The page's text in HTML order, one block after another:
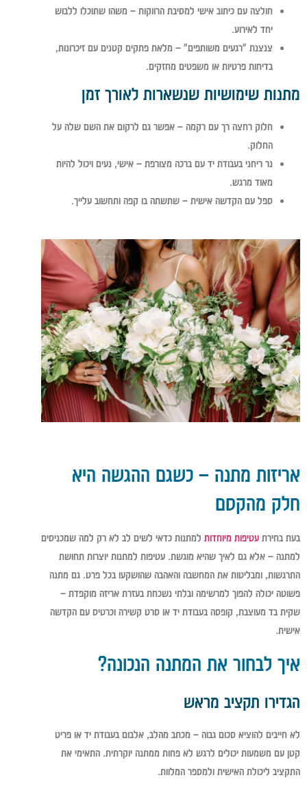
חולצה עם כיתוב אישי למסיבת הרווקות – משהו שתוכלו ללבוש
יחד לאירוע.
צנצנת "רגעים משותפים" – מלאת פתקים קטנים עם זיכרונות,
בדיחות פרטיות או משפטים מחזקים.
מתנות שימושיות שנשארות לאורך זמן
חלוק רחצה רך עם רקמה – אפשר גם לרקום את השם שלה על
החלוק.
נר ריחני בעבודת יד עם ברכה מצורפת – אישי, נעים ויכול להיות
מאוד מרגש.
ספל עם הקדשה אישית – שתשתה בו קפה ותחשוב עלייך.
אריזות מתנה – כשגם ההגשה היא
חלק מהקסם
בעת בחירת עטיפות מיוחדות למתנות כדאי לשים לב לא רק למה שמכניסים
למתנה – אלא גם לאיך שהיא מוגשת. עטיפות למתנות יוצרות תחושת
התרגשות, ומבליטות את המחשבה והאהבה שהושקעו בכל פרט. גם מתנה
פשוטה יכולה להפוך למרשימה ובלתי נשכחת בעזרת אריזה מוקפדת –
שקית בד מעוצבת, קופסה בעבודת יד או סרט קשירה וכרטיס עם הקדשה
אישית.
איך לבחור את המתנה הנכונה?
הגדירו תקציב מראש
לא חייבים להוציא סכום גבוה – מכתב מהלב, אלבום בעבודת יד או פריט
קטן עם משמעות יכולים לרגש לא פחות ממתנה יוקרתית. התאימי את
התקציב ליכולת האישית ולמספר המלוות.